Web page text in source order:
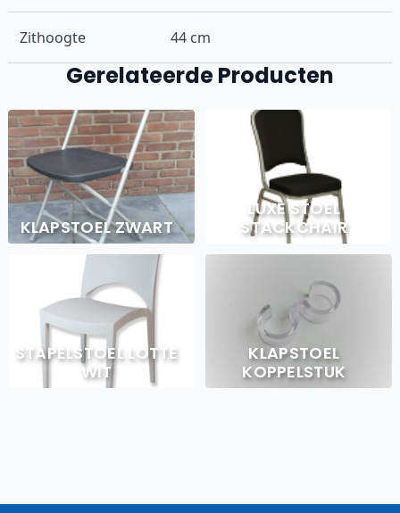
Zithoogte 44 cm
Gerelateerde Producten
KLAPSTOEL ZWART
LUXE STOEL
STACKCHAIR
STAPELSTOEL LOTTE
WIT
KLAPSTOEL
KOPPELSTUK